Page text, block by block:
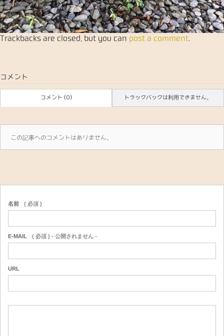
Trackbacks are closed, but you can post a comment
コメント
コメント (0) トラックバックは利用できません。
この記事へのコメントはありません。
名前 ( 必須 )
E-MAIL ( 必須 ) - 公開されません -
URL